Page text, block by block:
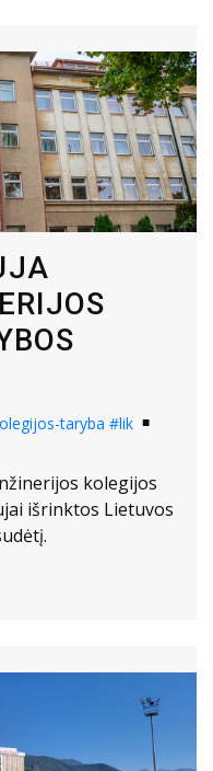
taryba #lik
kolegijos
išrinktos Lietuvos